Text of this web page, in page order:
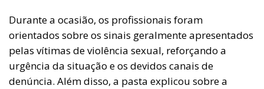
Durante a ocasião, os profissionais foram
orientados sobre os sinais geralmente apresentados
pelas vítimas de violência sexual, reforçando a
urgência da situação e os devidos canais de
denúncia. Além disso, a pasta explicou sobre a